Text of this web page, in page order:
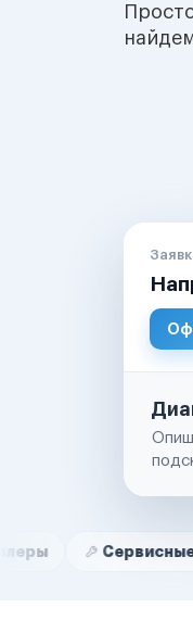
Нам
Сервисные центры
Маркетплейсы